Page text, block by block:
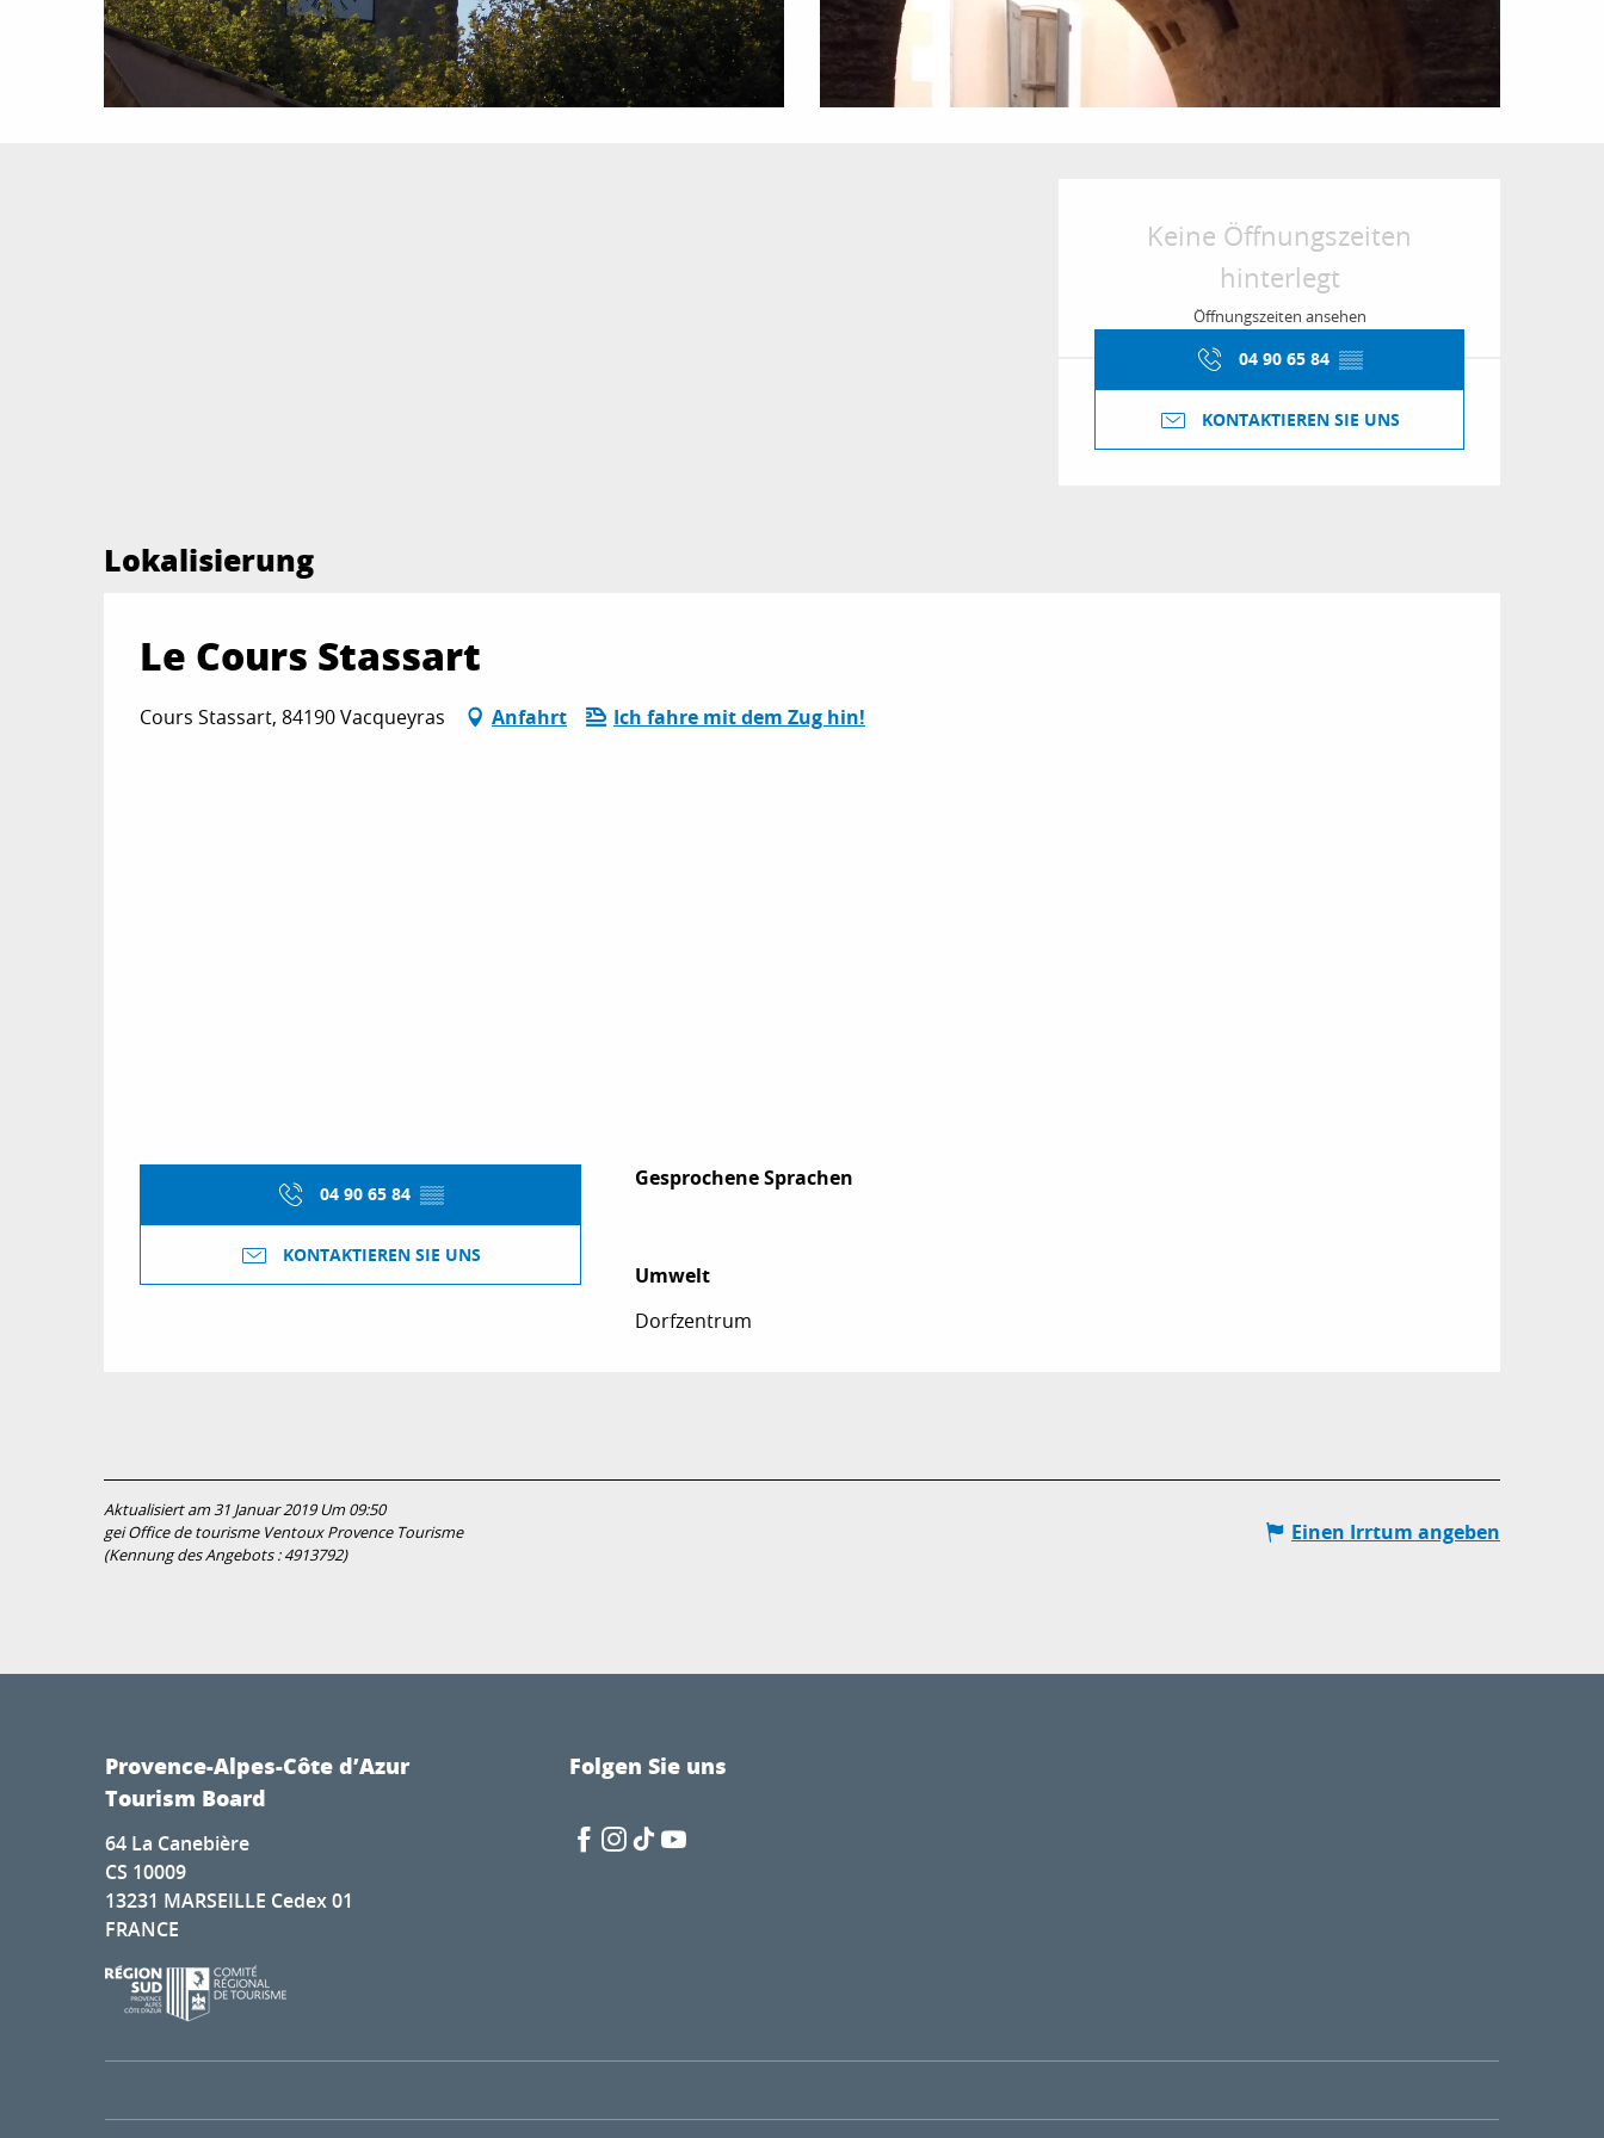
Öffnungszeiten &
Keine Öffnungszeiten
hinterlegt
Öffnungszeiten ansehen
04 90 65 84 ▒▒
KONTAKTIEREN SIE UNS
Lokalisierung
Le Cours Stassart
Cours Stassart, 84190 Vacqueyras Anfahrt Ich fahre mit dem Zug hin!
04 90 65 84 ▒▒
KONTAKTIEREN SIE UNS
Gesprochene Sprachen
Gesprochene Sprachen
Umwelt
Umwelt
Dorfzentrum
Aktualisiert am 31 Januar 2019 Um 09:50
gei Office de tourisme Ventoux Provence Tourisme
(Kennung des Angebots :4913792)
Einen Irrtum angeben
Provence-Alpes-Côte d’Azur
Tourism Board
64 La Canebière
CS 10009
13231 MARSEILLE Cedex 01
FRANCE
Folgen Sie uns